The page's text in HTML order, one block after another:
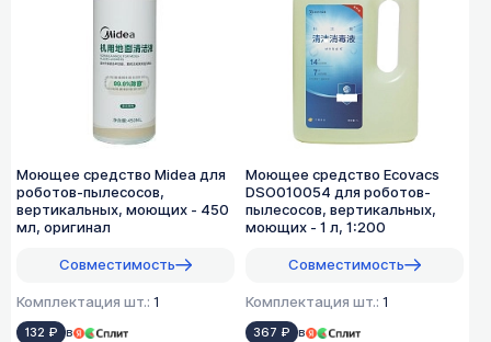
Моющее средство Midea для
роботов-пылесосов,
вертикальных, моющих - 450
мл, оригинал
Совместимость
Комплектация шт.: 1
132 ₽ в
Моющее средство Ecovacs
DSO010054 для роботов-
пылесосов, вертикальных,
моющих - 1 л, 1:200
Совместимость
Комплектация шт.: 1
367 ₽ в